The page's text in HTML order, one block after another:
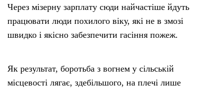
Через мізерну зарплату сюди найчастіше йдуть
працювати люди похилого віку, які не в змозі
швидко і якісно забезпечити гасіння пожеж.
Як результат, боротьба з вогнем у сільській
місцевості лягає, здебільшого, на плечі лише